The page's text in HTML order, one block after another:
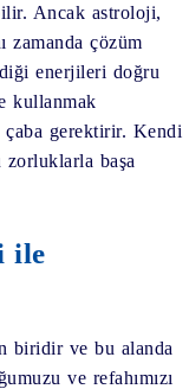
Ancak astroloji,
zamanda çözüm
enerjileri doğru
kullanmak
çaba gerektirir. Kendi
başa
ile
biridir ve bu alanda
ve refahımızı